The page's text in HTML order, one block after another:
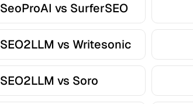
SeoProAI vs SurferSEO
SEO2LLM vs Writesonic
SEO2LLM vs Soro